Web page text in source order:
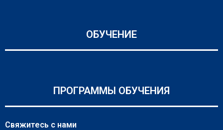
ОБУЧЕНИЕ
ПРОГРАММЫ ОБУЧЕНИЯ
Свяжитесь с нами